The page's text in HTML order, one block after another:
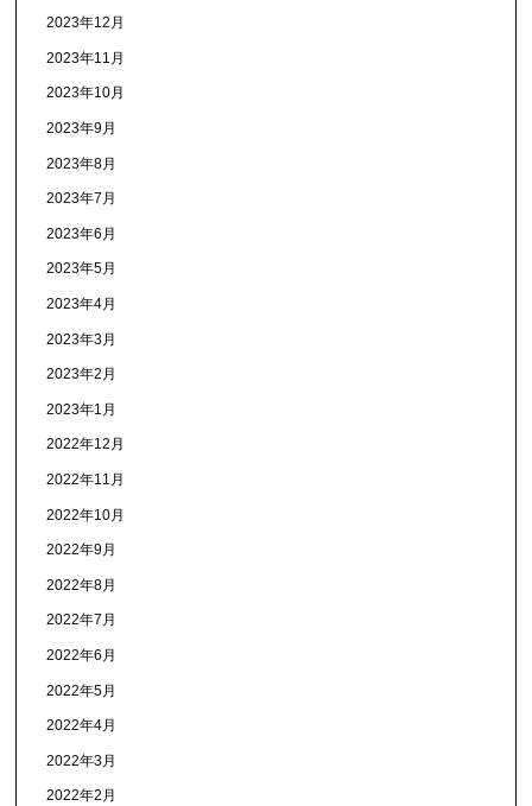
2023年12月
2023年11月
2023年10月
2023年9月
2023年8月
2023年7月
2023年6月
2023年5月
2023年4月
2023年3月
2023年2月
2023年1月
2022年12月
2022年11月
2022年10月
2022年9月
2022年8月
2022年7月
2022年6月
2022年5月
2022年4月
2022年3月
2022年2月